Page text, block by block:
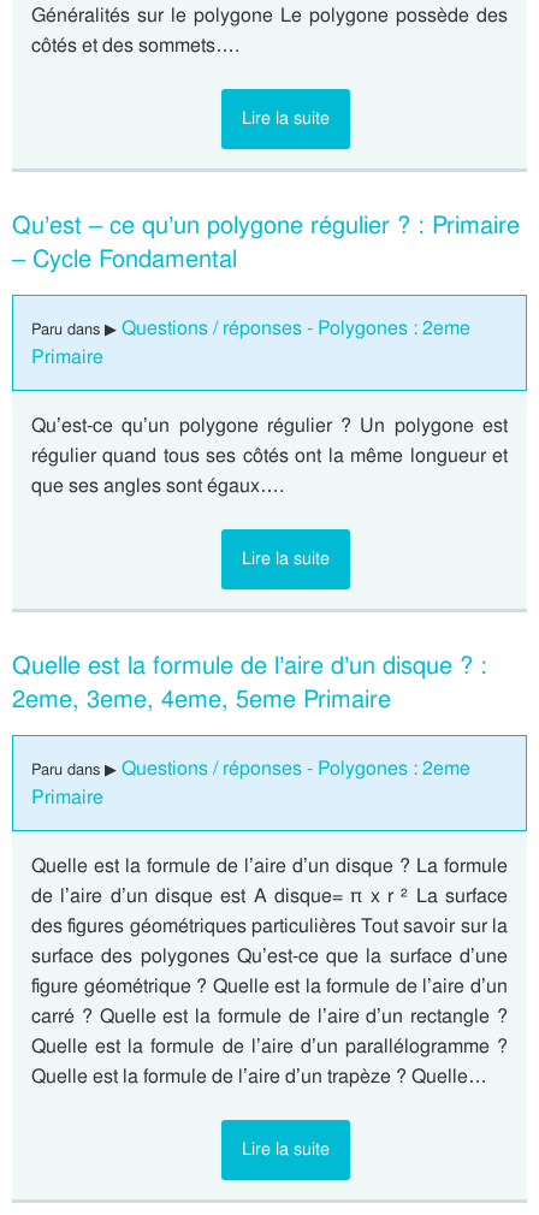
Généralités sur le polygone Le polygone possède des
côtés et des sommets….
Lire la suite
Qu’est – ce qu’un polygone régulier ? : Primaire
– Cycle Fondamental
Paru dans ▶ Questions / réponses - Polygones : 2eme
Primaire
Qu’est-ce qu’un polygone régulier ? Un polygone est
régulier quand tous ses côtés ont la même longueur et
que ses angles sont égaux….
Lire la suite
Quelle est la formule de l’aire d’un disque ? :
2eme, 3eme, 4eme, 5eme Primaire
Paru dans ▶ Questions / réponses - Polygones : 2eme
Primaire
Quelle est la formule de l’aire d’un disque ? La formule
de l’aire d’un disque est A disque= π x r ² La surface
des figures géométriques particulières Tout savoir sur la
surface des polygones Qu’est-ce que la surface d’une
figure géométrique ? Quelle est la formule de l’aire d’un
carré ? Quelle est la formule de l’aire d’un rectangle ?
Quelle est la formule de l’aire d’un parallélogramme ?
Quelle est la formule de l’aire d’un trapèze ? Quelle…
Lire la suite